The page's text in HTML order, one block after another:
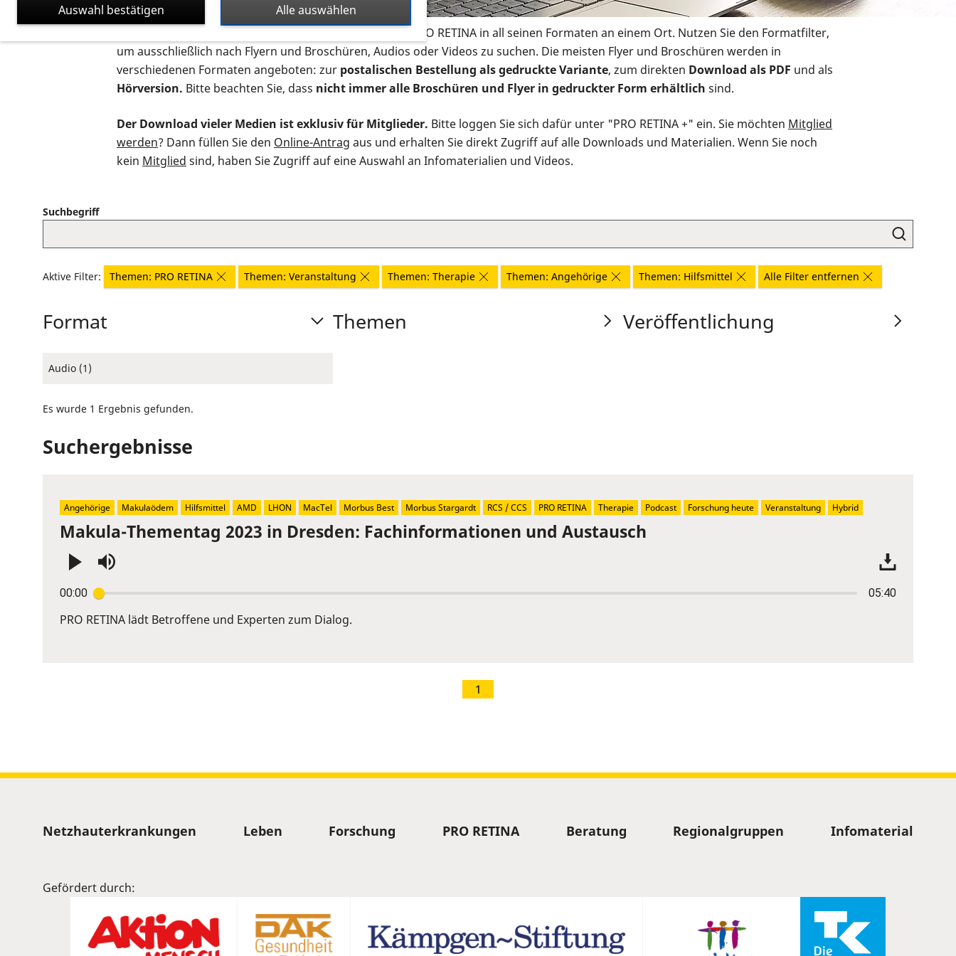
Auf dieser Seite finden Sie sämtliches Infomaterial der PRO RETINA in all seinen Formaten an einem Ort. Nutzen Sie den Formatfilter,
um ausschließlich nach Flyern und Broschüren, Audios oder Videos zu suchen. Die meisten Flyer und Broschüren werden in
verschiedenen Formaten angeboten: zur postalischen Bestellung als gedruckte Variante, zum direkten Download als PDF und als
Hörversion. Bitte beachten Sie, dass nicht immer alle Broschüren und Flyer in gedruckter Form erhältlich sind.
Der Download vieler Medien ist exklusiv für Mitglieder. Bitte loggen Sie sich dafür unter "PRO RETINA +" ein. Sie möchten Mitglied
werden? Dann füllen Sie den Online-Antrag aus und erhalten Sie direkt Zugriff auf alle Downloads und Materialien. Wenn Sie noch
kein Mitglied sind, haben Sie Zugriff auf eine Auswahl an Infomaterialien und Videos.
Suchbegriff
Aktive Filter: Themen: PRO RETINA Themen: Veranstaltung Themen: Therapie Themen: Angehörige Themen: Hilfsmittel Alle Filter entfernen
Format
Audio (1)
Themen Veröffentlichung
Es wurde 1 Ergebnis gefunden.
Suchergebnisse
Makula-Thementag 2023 in Dresden: Fachinformationen und Austausch
00:00 05:40
Enter
or
PRO RETINA lädt Betroffene und Experten zum Dialog.
Angehörige Makulaödem Hilfsmittel AMD LHON MacTel Morbus Best Morbus Stargardt RCS / CCS PRO RETINA Therapie Podcast Forschung heute Veranstaltung Hybrid
1
Sitemap
Netzhauterkrankungen Leben Forschung PRO RETINA Beratung Regionalgruppen Infomaterial
Gefördert durch:
Alle auswählen
Auswahl bestätigen